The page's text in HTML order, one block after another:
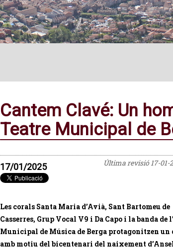
Cantem Clavé: Un
Teatre Municipal de
Última revisió17-01-
17/01/2025
Les corals Santa Maria d’Avià, Sant Bartomeu de
Casserres, Grup Vocal V9 i Da Capo i la banda de
Municipal de Música de Berga protagonitzen un
amb motiu del bicentenari del naixement